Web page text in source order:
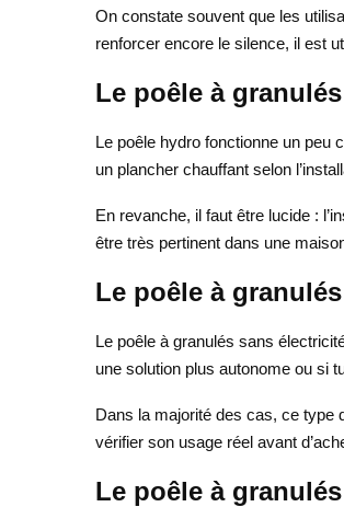
On constate souvent que les
renforcer encore le silence, il est
Le poêle à
Le poêle hydro fonctionne un peu
un plancher chauffant selon
En revanche, il faut être lucide :
être très pertinent dans une
Le poêle à
Le poêle à granulés sans
une solution plus autonome ou si
Dans la majorité des cas, ce type
vérifier son usage réel avant
Le poêle à